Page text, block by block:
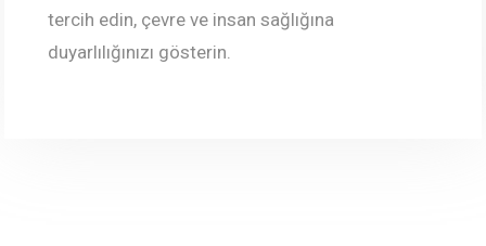
tercih edin, çevre ve insan sağlığına
duyarlılığınızı gösterin.